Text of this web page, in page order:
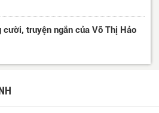
truyện ngắn của Võ Thị Hảo